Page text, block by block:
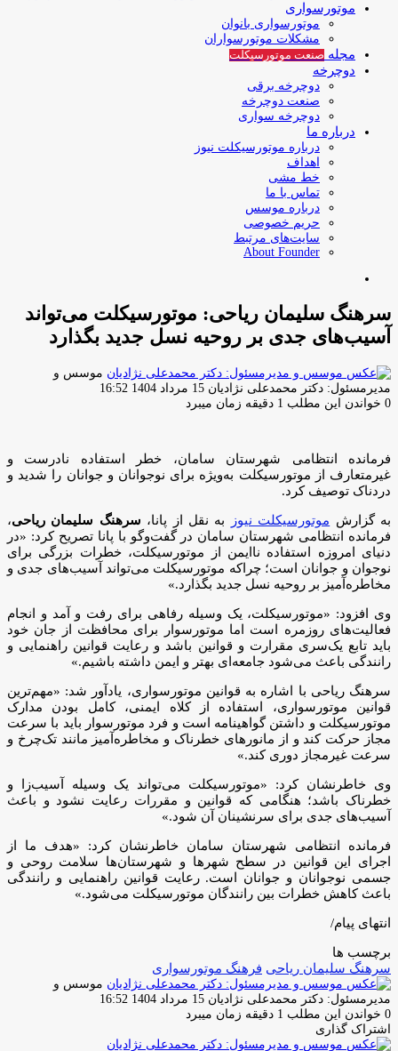
موتورسواری
موتورسواری بانوان
مشکلات موتورسواران
مجله صنعت موتورسیکلت
دوچرخه
دوچرخه برقی
صنعت دوچرخه
دوچرخه سواری
درباره ما
درباره موتورسیکلت نیوز
اهداف
خط مشی
تماس با ما
درباره موسس
حریم خصوصی
سایت‌های مرتبط
About Founder
سرهنگ سلیمان ریاحی: موتورسیکلت می‌تواند
آسیب‌های جدی بر روحیه نسل جدید بگذارد
موسس و
مدیرمسئول: دکتر محمدعلی نژادیان ارسال
ایمیل
15 مرداد 1404 16:52
0 خواندن این مطلب 1 دقیقه زمان میبرد
فرمانده انتظامی شهرستان سامان، خطر استفاده نادرست و
غیرمتعارف از موتورسیکلت به‌ویژه برای نوجوانان و جوانان را شدید و
دردناک توصیف کرد.
به گزارش موتورسیکلت نیوز به نقل از پانا، سرهنگ سلیمان ریاحی،
فرماند‌ه‌ انتظامی شهرستان سامان در گفت‌وگو با پانا تصریح کرد: «در
دنیای امروزه استفاده ناایمن از موتورسیکلت، خطرات بزرگی برای
نوجوان و جوانان است؛ چراکه موتورسیکلت می‌تواند آسیب‌های جدی و
مخاطره‌آمیز بر روحیه نسل جدید بگذارد.»
وی افزود: «موتورسیکلت، یک وسیله رفاهی برای رفت و آمد و انجام
فعالیت‌های روزمره است اما موتورسوار برای محافظت از جان خود
باید تابع یک‌سری مقرارت و قوانین باشد و رعایت قوانین راهنمایی و
رانندگی باعث می‌شود جامعه‌ای بهتر و ایمن داشته باشیم.»
سرهنگ ریاحی با اشاره به قوانین موتور‌سواری، یادآور شد: «مهم‌ترین
قوانین موتورسواری، استفاده از کلاه ایمنی، کامل بودن مدارک
موتورسیکلت و داشتن گواهینامه است و فرد موتورسوار باید با سرعت
مجاز حرکت کند و از مانورهای خطرناک‌ و مخاطره‌آمیز مانند تک‌چرخ و
سرعت غیرمجاز دوری کند.»
وی خاطرنشان کرد: «موتورسیکلت می‌تواند یک وسیله آسیب‌زا و
خطرناک باشد؛ هنگامی که قوانین و مقررات رعایت نشود و باعث
آسیب‌های جدی برای سرنشینان آن شود.»
فرمانده انتظامی شهرستان سامان خاطرنشان کرد: «هدف ما از
اجرای این قوانین در سطح شهر‌ها و شهرستان‌ها سلامت روحی و
جسمی نوجوانان و جوانان است. رعایت قوانین راهنمایی و رانندگی
باعث کاهش خطرات بین رانندگان موتورسیکلت می‌‌شود.»
انتهای پیام/
برچسب ها
سرهنگ سلیمان ریاحی فرهنگ موتورسوارى
موسس و
مدیرمسئول: دکتر محمدعلی نژادیان ارسال
ایمیل
15 مرداد 1404 16:52
0 خواندن این مطلب 1 دقیقه زمان میبرد
اشتراک گذاری
فیس
توئیتر
لینکدین
واتس
تلگرام
اشتراک
چاپ